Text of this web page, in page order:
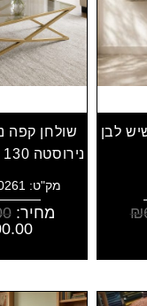
לבן
₪
שולחן קפה
נירוסטה 130 בזכוכית שקופה
מק"ט: 4210260-210261
מחיר: